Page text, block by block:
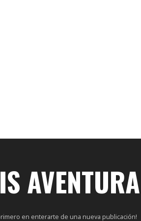
en enterarte de una nueva publicación!